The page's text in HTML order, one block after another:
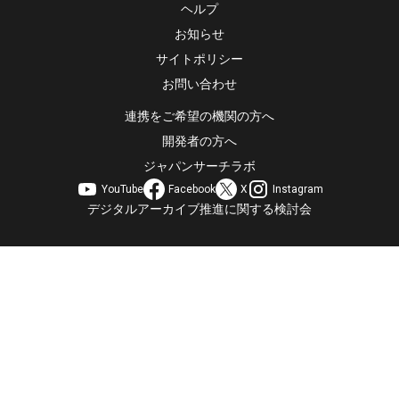
ヘルプ
お知らせ
サイトポリシー
お問い合わせ
連携をご希望の機関の方へ
開発者の方へ
ジャパンサーチラボ
YouTube Facebook X Instagram
デジタルアーカイブ推進に関する検討会